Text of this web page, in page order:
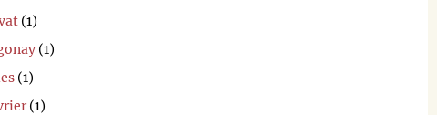
(1)
(1)
(1)
(1)